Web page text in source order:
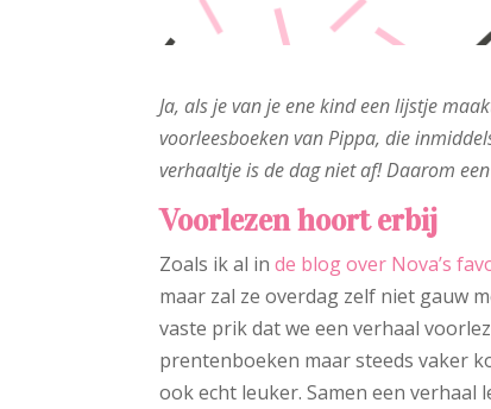
Ja, als je van je ene kind een lijstje
voorleesboeken van Pippa, die
verhaaltje is de dag niet af! Daarom
Voorlezen hoort erbij
Zoals ik al inde blog over Nova’s
maar zal ze overdag zelf niet gauw
vaste prik dat we een verhaal
prentenboeken maar steeds vaker
ook echt leuker. Samen een